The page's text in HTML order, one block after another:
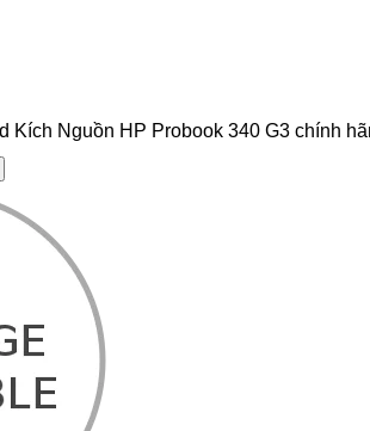
Kích Nguồn HP Probook 340 G3 chính